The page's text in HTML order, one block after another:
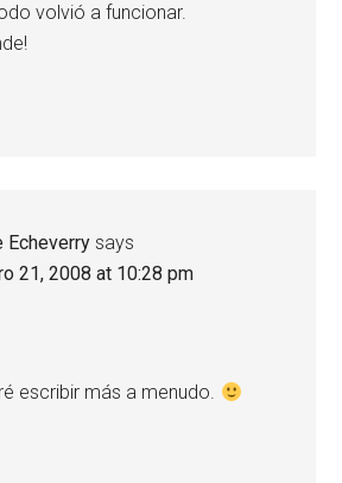
volvió a funcionar.
Echeverry says
21, 2008 at 10:28 pm
escribir más a menudo.